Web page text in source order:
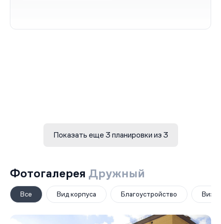
Показать еще 3 планировки из 3
Фотогалерея Дружный
Все Вид корпуса Благоустройство